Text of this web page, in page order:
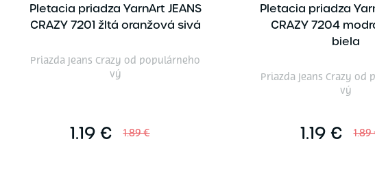
Pletacia priadza YarnArt JEANS
CRAZY 7201 žltá oranžová sivá
Priazda Jeans Crazy od populárneho
vý
1.19 € 1.89 €
Pletacia priadza
CRAZY 7204
biela
Priazda Jeans Crazy od
vý
1.19 € 1.89